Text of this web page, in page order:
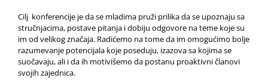
Cilj konferencije je da se mladima pruži prilika da se upoznaju sa
stručnjacima, postave pitanja i dobiju odgovore na teme koje su
im od velikog značaja. Radićemo na tome da im omogućimo bolje
razumevanje potencijala koje poseduju, izazova sa kojima se
suočavaju, ali i da ih motivišemo da postanu proaktivni članovi
svojih zajednica.